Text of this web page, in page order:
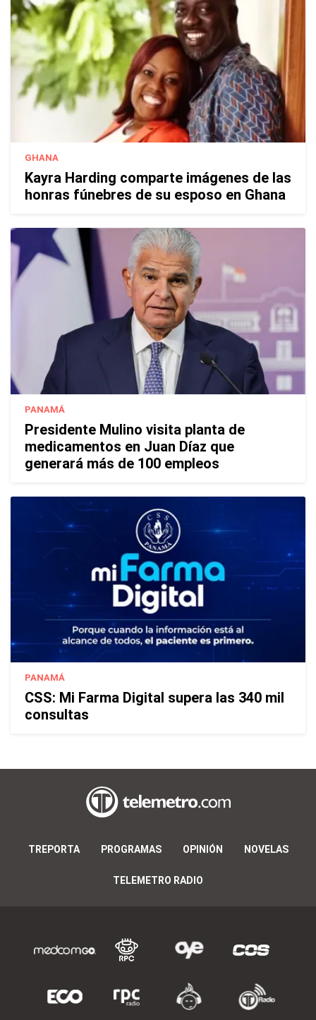
GHANA
Kayra Harding comparte imágenes de las
honras fúnebres de su esposo en Ghana
PANAMÁ
Presidente Mulino visita planta de
medicamentos en Juan Díaz que
generará más de 100 empleos
PANAMÁ
CSS: Mi Farma Digital supera las 340 mil
consultas
TREPORTA PROGRAMAS OPINIÓN NOVELAS
TELEMETRO RADIO